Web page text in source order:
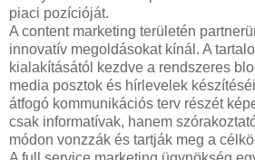
piaci pozícióját.
A content marketing területén
innovatív megoldásokat kínál. A
kialakításától kezdve a rendszeres
media posztok és hírlevelek
átfogó kommunikációs terv részét
csak informatívak, hanem
módon vonzzák és tartják meg a